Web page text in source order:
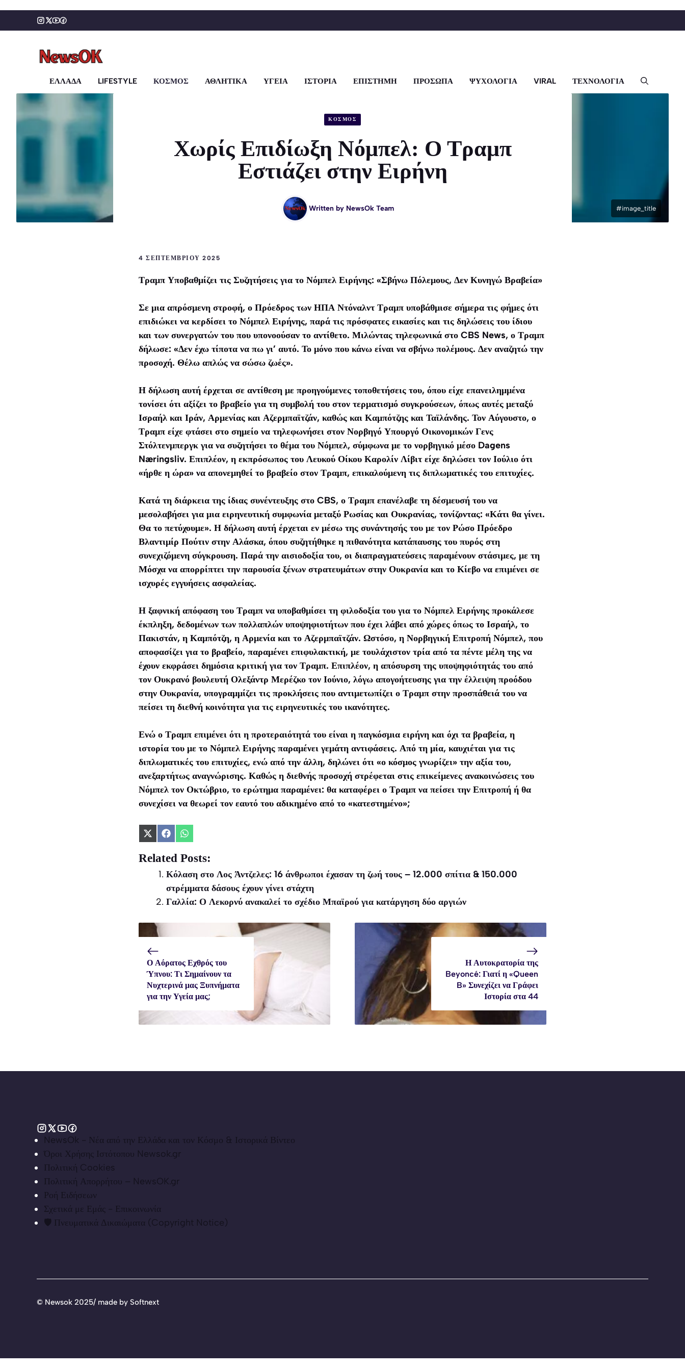
περιεχόμενο
ΕΛΛΑΔΑ LIFESTYLE ΚΟΣΜΟΣ ΑΘΛΗΤΙΚΑ ΥΓΕΙΑ ΙΣΤΟΡΙΑ ΕΠΙΣΤΗΜΗ ΠΡΟΣΩΠΑ ΨΥΧΟΛΟΓΙΑ VIRAL ΤΕΧΝΟΛΟΓΙΑ
#image_title
ΚΟΣΜΟΣ
Χωρίς Επιδίωξη Νόμπελ: Ο Τραμπ
Εστιάζει στην Ειρήνη
Written by NewsOk Team
4 ΣΕΠΤΕΜΒΡΊΟΥ 2025
Τραμπ Υποβαθμίζει τις Συζητήσεις για το Νόμπελ Ειρήνης: «Σβήνω Πόλεμους, Δεν Κυνηγώ Βραβεία»
Σε μια απρόσμενη στροφή, ο Πρόεδρος των ΗΠΑ Ντόναλντ Τραμπ υποβάθμισε σήμερα τις φήμες ότι
επιδιώκει να κερδίσει το Νόμπελ Ειρήνης, παρά τις πρόσφατες εικασίες και τις δηλώσεις του ίδιου
και των συνεργατών του που υπονοούσαν το αντίθετο. Μιλώντας τηλεφωνικά στο CBS News, ο Τραμπ
δήλωσε: «Δεν έχω τίποτα να πω γι’ αυτό. Το μόνο που κάνω είναι να σβήνω πολέμους. Δεν αναζητώ την
προσοχή. Θέλω απλώς να σώσω ζωές».
Η δήλωση αυτή έρχεται σε αντίθεση με προηγούμενες τοποθετήσεις του, όπου είχε επανειλημμένα
τονίσει ότι αξίζει το βραβείο για τη συμβολή του στον τερματισμό συγκρούσεων, όπως αυτές μεταξύ
Ισραήλ και Ιράν, Αρμενίας και Αζερμπαϊτζάν, καθώς και Καμπότζης και Ταϊλάνδης. Τον Αύγουστο, ο
Τραμπ είχε φτάσει στο σημείο να τηλεφωνήσει στον Νορβηγό Υπουργό Οικονομικών Γενς
Στόλτενμπεργκ για να συζητήσει το θέμα του Νόμπελ, σύμφωνα με το νορβηγικό μέσο Dagens
Næringsliv. Επιπλέον, η εκπρόσωπος του Λευκού Οίκου Καρολίν Λίβιτ είχε δηλώσει τον Ιούλιο ότι
«ήρθε η ώρα» να απονεμηθεί το βραβείο στον Τραμπ, επικαλούμενη τις διπλωματικές του επιτυχίες.
Κατά τη διάρκεια της ίδιας συνέντευξης στο CBS, ο Τραμπ επανέλαβε τη δέσμευσή του να
μεσολαβήσει για μια ειρηνευτική συμφωνία μεταξύ Ρωσίας και Ουκρανίας, τονίζοντας: «Κάτι θα γίνει.
Θα το πετύχουμε». Η δήλωση αυτή έρχεται εν μέσω της συνάντησής του με τον Ρώσο Πρόεδρο
Βλαντιμίρ Πούτιν στην Αλάσκα, όπου συζητήθηκε η πιθανότητα κατάπαυσης του πυρός στη
συνεχιζόμενη σύγκρουση. Παρά την αισιοδοξία του, οι διαπραγματεύσεις παραμένουν στάσιμες, με τη
Μόσχα να απορρίπτει την παρουσία ξένων στρατευμάτων στην Ουκρανία και το Κίεβο να επιμένει σε
ισχυρές εγγυήσεις ασφαλείας.
Η ξαφνική απόφαση του Τραμπ να υποβαθμίσει τη φιλοδοξία του για το Νόμπελ Ειρήνης προκάλεσε
έκπληξη, δεδομένων των πολλαπλών υποψηφιοτήτων που έχει λάβει από χώρες όπως το Ισραήλ, το
Πακιστάν, η Καμπότζη, η Αρμενία και το Αζερμπαϊτζάν. Ωστόσο, η Νορβηγική Επιτροπή Νόμπελ, που
αποφασίζει για το βραβείο, παραμένει επιφυλακτική, με τουλάχιστον τρία από τα πέντε μέλη της να
έχουν εκφράσει δημόσια κριτική για τον Τραμπ. Επιπλέον, η απόσυρση της υποψηφιότητάς του από
τον Ουκρανό βουλευτή Ολεξάντρ Μερέζκο τον Ιούνιο, λόγω απογοήτευσης για την έλλειψη προόδου
στην Ουκρανία, υπογραμμίζει τις προκλήσεις που αντιμετωπίζει ο Τραμπ στην προσπάθειά του να
πείσει τη διεθνή κοινότητα για τις ειρηνευτικές του ικανότητες.
Ενώ ο Τραμπ επιμένει ότι η προτεραιότητά του είναι η παγκόσμια ειρήνη και όχι τα βραβεία, η
ιστορία του με το Νόμπελ Ειρήνης παραμένει γεμάτη αντιφάσεις. Από τη μία, καυχιέται για τις
διπλωματικές του επιτυχίες, ενώ από την άλλη, δηλώνει ότι «ο κόσμος γνωρίζει» την αξία του,
ανεξαρτήτως αναγνώρισης. Καθώς η διεθνής προσοχή στρέφεται στις επικείμενες ανακοινώσεις του
Νόμπελ τον Οκτώβριο, το ερώτημα παραμένει: θα καταφέρει ο Τραμπ να πείσει την Επιτροπή ή θα
συνεχίσει να θεωρεί τον εαυτό του αδικημένο από το «κατεστημένο»;
Share
X
(Twitter)
Share
Facebook
Share
WhatsApp
Related Posts:
Κόλαση στο Λος Άντζελες: 16 άνθρωποι έχασαν τη ζωή τους – 12.000 σπίτια & 150.000
στρέμματα δάσους έχουν γίνει στάχτη
Γαλλία: Ο Λεκορνύ ανακαλεί το σχέδιο Μπαϊρού για κατάργηση δύο αργιών
Ο Αόρατος Εχθρός του
Ύπνου: Τι Σημαίνουν τα
Νυχτερινά μας Ξυπνήματα
για την Υγεία μας;
Η Αυτοκρατορία της
Beyoncé: Γιατί η «Queen
B» Συνεχίζει να Γράφει
Ιστορία στα 44
NewsOk - Νέα από την Ελλάδα και τον Κόσμο & Ιστορικά Βίντεο
Όροι Χρήσης Ιστότοπου Newsok.gr
Πολιτική Cookies
Πολιτική Απορρήτου – NewsOK.gr
Ροή Ειδήσεων
Σχετικά με Εμάς - Επικοινωνία
🛡️ Πνευματικά Δικαιώματα (Copyright Notice)
© Newsok 2025/ made by Softnext